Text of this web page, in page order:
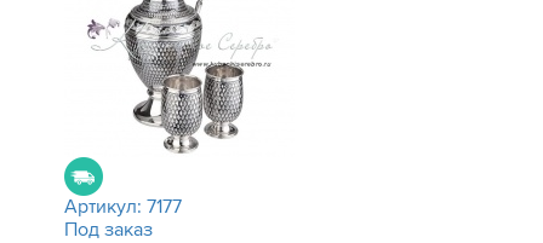
Артикул: 7177
Под заказ